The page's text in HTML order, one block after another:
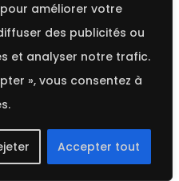
améliorer votre
des publicités ou
et analyser notre trafic.
», vous consentez à
Accepter tout
aux exigences des
à partir de matériaux
ce papier est
allant de 120 g/m² à
documents
et autres